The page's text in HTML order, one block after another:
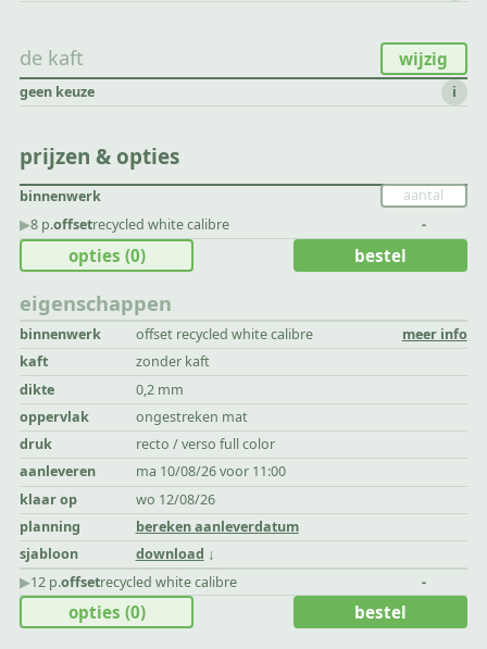
de kaft wijzig
geen keuze i
prijzen & opties
binnenwerk
▶︎8 p.offsetrecycled white calibre -
eigenschappen
binnenwerk offset recycled white calibre
meer info
kaft
zonder kaft
dikte
0,2 mm
oppervlak
ongestreken mat
druk
recto / verso full color
aanleveren
ma 10/08/26 voor 11:00
klaar op
wo 12/08/26
planning
bereken aanleverdatum
sjabloon
download
opties (0) bestel
▶︎12 p.offsetrecycled white calibre -
opties (0) bestel